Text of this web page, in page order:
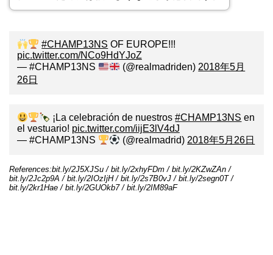
#CHAMP13NS OF EUROPE!!!
pic.twitter.com/NCo9HdYJoZ
— #CHAMP13NS
(@realmadriden) 2018年5月
26日
¡La celebración de nuestros#CHAMP13NS en
el vestuario! pic.twitter.com/iijE3lV4dJ
— #CHAMP13NS
(@realmadrid) 2018年5月26日
References:bit.ly/2J5XJSu / bit.ly/2xhyFDm / bit.ly/2KZwZAn /
bit.ly/2Jc2p9A / bit.ly/2IOzIjH / bit.ly/2s7B0vJ / bit.ly/2segn0T /
bit.ly/2kr1Hae / bit.ly/2GUOkb7 / bit.ly/2IM89aF